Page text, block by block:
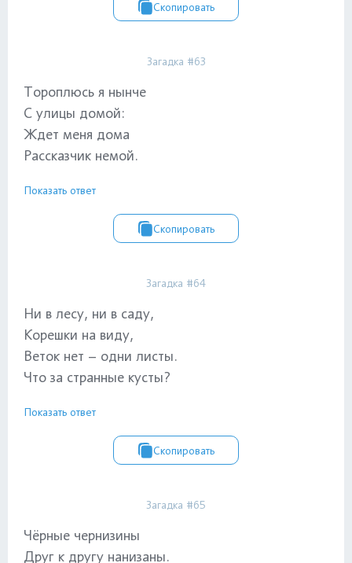
Скопировать
Загадка #63
Тороплюсь я нынче
С улицы домой:
Ждет меня дома
Рассказчик немой.
Показать ответ
Скопировать
Загадка #64
Ни в лесу, ни в саду,
Корешки на виду,
Веток нет – одни листы.
Что за странные кусты?
Показать ответ
Скопировать
Загадка #65
Чёрные чернизины
Друг к другу нанизаны.